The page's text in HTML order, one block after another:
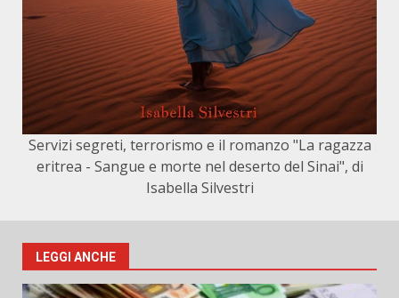
Servizi segreti, terrorismo e il romanzo "La ragazza
eritrea - Sangue e morte nel deserto del Sinai", di
Isabella Silvestri
LEGGI ANCHE